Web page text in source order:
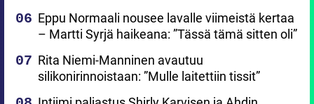
Eppu Normaali nousee lavalle viimeistä kertaa
– Martti Syrjä haikeana: ”Tässä tämä sitten oli”
Rita Niemi-Manninen avautuu
silikonirinnoistaan: ”Mulle laitettiin tissit”